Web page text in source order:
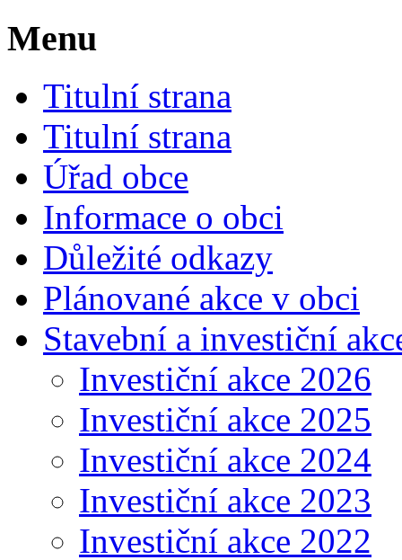
Menu
Titulní strana
Titulní strana
Úřad obce
Informace o obci
Důležité odkazy
Plánované akce v obci
Stavební a investiční
Investiční akce 2026
Investiční akce 2025
Investiční akce 2024
Investiční akce 2023
Investiční akce 2022